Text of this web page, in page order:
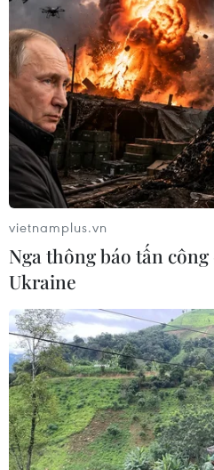
vietnamplus.vn
Nga thông báo tấn
Ukraine